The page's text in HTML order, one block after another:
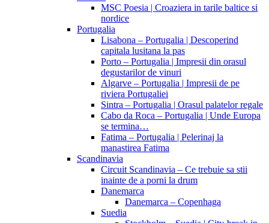
MSC Poesia | Croaziera in tarile baltice si
nordice
Portugalia
Lisabona – Portugalia | Descoperind
capitala lusitana la pas
Porto – Portugalia | Impresii din orasul
degustarilor de vinuri
Algarve – Portugalia | Impresii de pe
riviera Portugaliei
Sintra – Portugalia | Orasul palatelor regale
Cabo da Roca – Portugalia | Unde Europa
se termina…
Fatima – Portugalia | Pelerinaj la
manastirea Fatima
Scandinavia
Circuit Scandinavia – Ce trebuie sa stii
inainte de a porni la drum
Danemarca
Danemarca – Copenhaga
Suedia